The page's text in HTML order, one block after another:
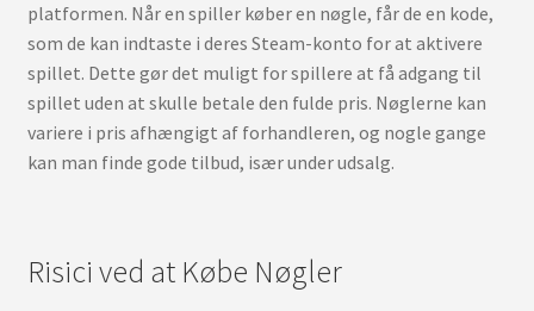
platformen. Når en spiller køber en nøgle, får de en kode,
som de kan indtaste i deres Steam-konto for at aktivere
spillet. Dette gør det muligt for spillere at få adgang til
spillet uden at skulle betale den fulde pris. Nøglerne kan
variere i pris afhængigt af forhandleren, og nogle gange
kan man finde gode tilbud, især under udsalg.
Risici ved at Købe Nøgler